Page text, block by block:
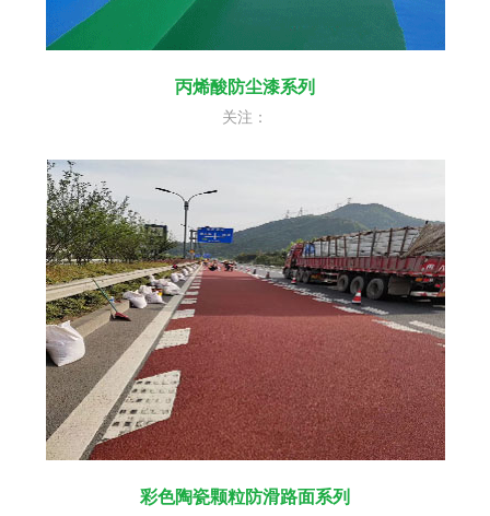
丙烯酸防尘漆系列
关注：
彩色陶瓷颗粒防滑路面系列